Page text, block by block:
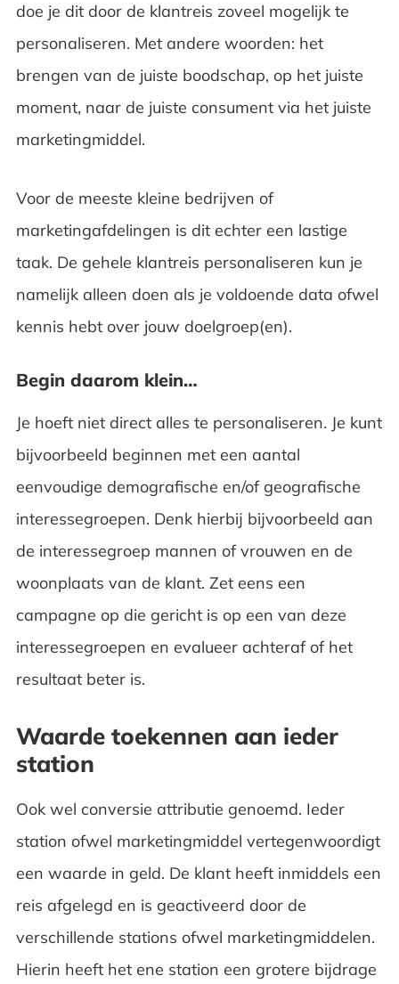
doe je dit door de klantreis zoveel mogelijk te
personaliseren. Met andere woorden: het
brengen van de juiste boodschap, op het juiste
moment, naar de juiste consument via het juiste
marketingmiddel.
Voor de meeste kleine bedrijven of
marketingafdelingen is dit echter een lastige
taak. De gehele klantreis personaliseren kun je
namelijk alleen doen als je voldoende data ofwel
kennis hebt over jouw doelgroep(en).
Begin daarom klein…
Je hoeft niet direct alles te personaliseren. Je kunt
bijvoorbeeld beginnen met een aantal
eenvoudige demografische en/of geografische
interessegroepen. Denk hierbij bijvoorbeeld aan
de interessegroep mannen of vrouwen en de
woonplaats van de klant. Zet eens een
campagne op die gericht is op een van deze
interessegroepen en evalueer achteraf of het
resultaat beter is.
Waarde toekennen aan ieder
station
Ook wel conversie attributie genoemd. Ieder
station ofwel marketingmiddel vertegenwoordigt
een waarde in geld. De klant heeft inmiddels een
reis afgelegd en is geactiveerd door de
verschillende stations ofwel marketingmiddelen.
Hierin heeft het ene station een grotere bijdrage